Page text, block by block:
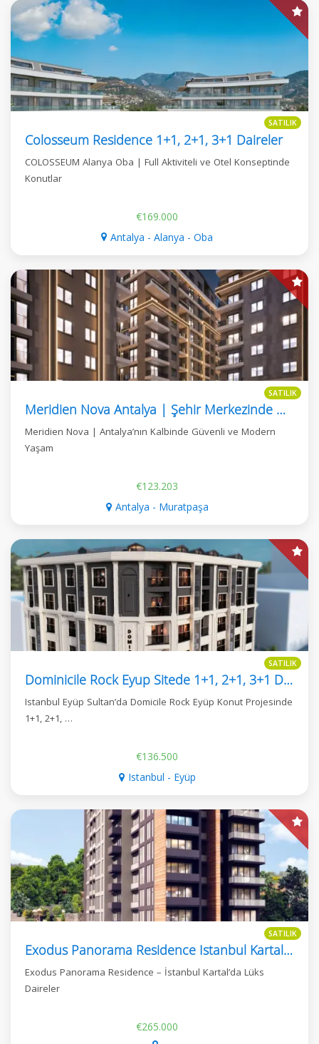
SATILIK
Colosseum Residence 1+1, 2+1, 3+1 Daireler
COLOSSEUM Alanya Oba | Full Aktiviteli ve Otel Konseptinde
Konutlar
€169.000
Antalya - Alanya - Oba
SATILIK
Meridien Nova Antalya | Şehir Merkezinde Modern Konut Ve Yatırım Projesi
Meridien Nova | Antalya’nın Kalbinde Güvenli ve Modern
Yaşam
€123.203
Antalya - Muratpaşa
SATILIK
Dominicile Rock Eyup Sitede 1+1, 2+1, 3+1 Daireler
Istanbul Eyüp Sultan’da Domicile Rock Eyüp Konut Projesinde
1+1, 2+1, …
€136.500
Istanbul - Eyüp
SATILIK
Exodus Panorama Residence Istanbul Kartal 2+1, 3+1, 4+1 Daireler
Exodus Panorama Residence – İstanbul Kartal’da Lüks
Daireler
€265.000